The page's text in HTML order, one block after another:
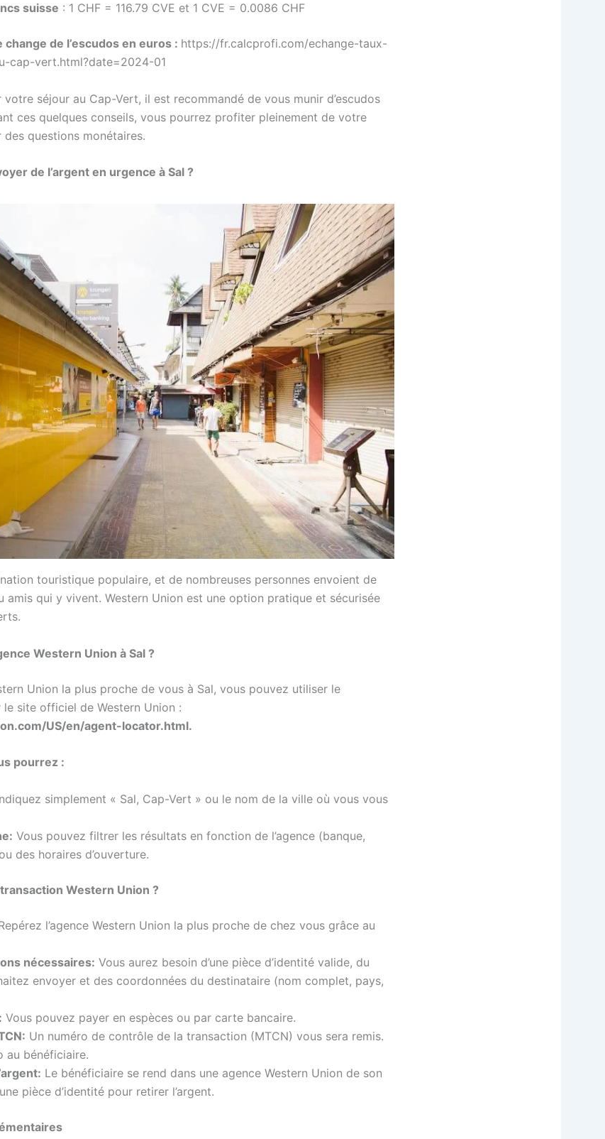
suisse : 1 CHF = 116.79 CVE et 1 CVE = 0.0086 CHF
de l’escudos en euros : https://fr.calcprofi.com/echange-taux-
cap-vert.html?date=2024-01
séjour au Cap-Vert, il est recommandé de vous munir d’escudos
ces quelques conseils, vous pourrez profiter pleinement de votre
questions monétaires.
de l’argent en urgence à Sal ?
touristique populaire, et de nombreuses personnes envoient de
amis qui y vivent. Western Union est une option pratique et sécurisée
Western Union à Sal ?
Union la plus proche de vous à Sal, vous pouvez utiliser le
le site officiel de Western Union :
US/en/agent-locator.html.
pourrez :
simplement « Sal, Cap-Vert » ou le nom de la ville où vous vous
Vous pouvez filtrer les résultats en fonction de l’agence (banque,
des horaires d’ouverture.
Western Union ?
l’agence Western Union la plus proche de chez vous grâce au
nécessaires: Vous aurez besoin d’une pièce d’identité valide, du
envoyer et des coordonnées du destinataire (nom complet, pays,
Vous pouvez payer en espèces ou par carte bancaire.
Un numéro de contrôle de la transaction (MTCN) vous sera remis.
au bénéficiaire.
Le bénéficiaire se rend dans une agence Western Union de son
pièce d’identité pour retirer l’argent.